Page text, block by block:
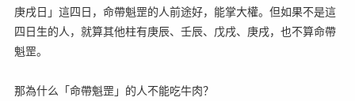
庚戌日」這四日，命帶魁罡的人前途好，能掌大權。但如果不是這
四日生的人，就算其他柱有庚辰、壬辰、戊戌、庚戌，也不算命帶
魁罡。
那為什么「命帶魁罡」的人不能吃牛肉？